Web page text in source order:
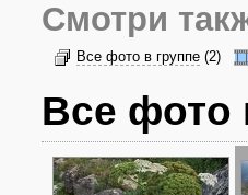
Смотри
Все фото в группе (2)
Все фото